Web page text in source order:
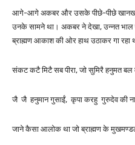
आगे-आगे अकबर और उसके पीछे-पीछे
उनके सामने था। अकबर ने देखा, उन्नत भाल
ब्राह्मण आकाश की ओर हाथ उठाकर गा रहा
संकट कटै मिटै सब पीरा, जो सुमिरै हनुमत बल
जै जै हनुमान गुसाईं, कृपा करहु गुरुदेव की
जाने कैसा आलोक था जो ब्राह्मण के